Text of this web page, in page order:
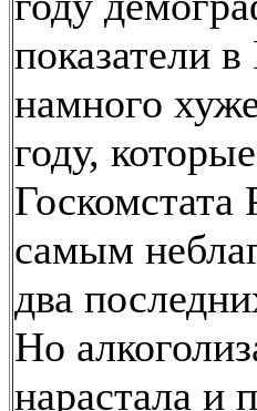
показатели
намного
году,
самым
два
Но
нарастала и